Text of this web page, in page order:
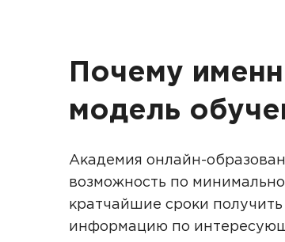
Почему
модель
Академия онлайн-
возможность по
кратчайшие сроки
информацию по